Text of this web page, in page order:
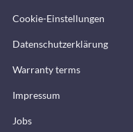
Cookie-Einstellungen
Datenschutzerklärung
Warranty terms
Impressum
Jobs